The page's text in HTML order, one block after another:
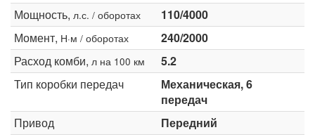
Мощность, л.с. / оборотах
110/4000
Момент, Н·м / оборотах
240/2000
Расход комби, л на 100 км
5.2
Тип коробки передач
Механическая, 6
передач
Привод
Передний